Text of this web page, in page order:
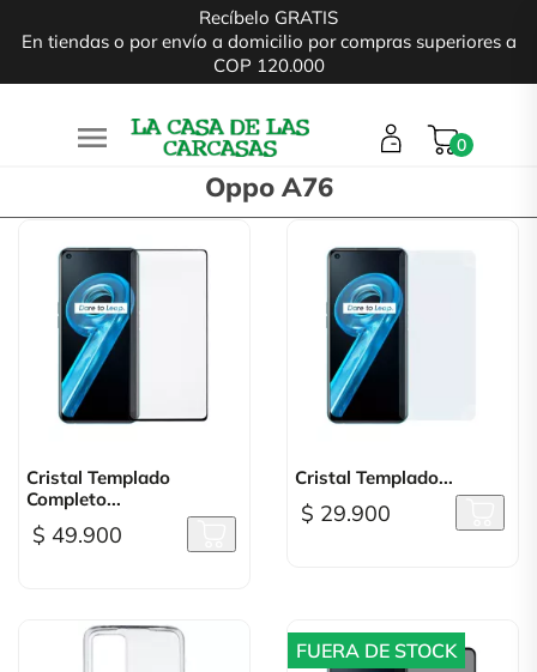
Recíbelo GRATIS
En tiendas o por envío a domicilio por compras superiores a
COP 120.000
 0
Oppo A76
Cristal Templado
Completo...
$ 49.900
Cristal Templado...
$ 29.900
FUERA DE STOCK